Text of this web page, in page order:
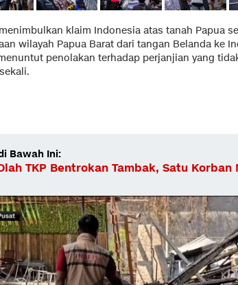
klaim Indonesia atas tanah Papua
wilayah Papua Barat dari tangan Belanda ke
penolakan terhadap perjanjian yang
Bawah Ini:
TKP Bentrokan Tambak, Satu Korban